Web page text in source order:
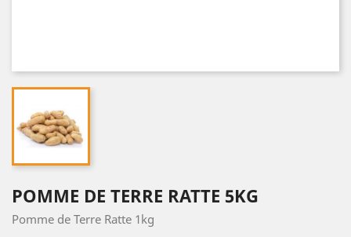
POMME DE TERRE RATTE 5KG
Pomme de Terre Ratte 1kg